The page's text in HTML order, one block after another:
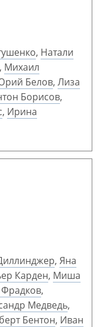
, Натали
, Михаил
Белов, Лиза
Борисов,
, Ирина
, Яна
Карден, Миша
,
Медведь,
Бентон, Иван